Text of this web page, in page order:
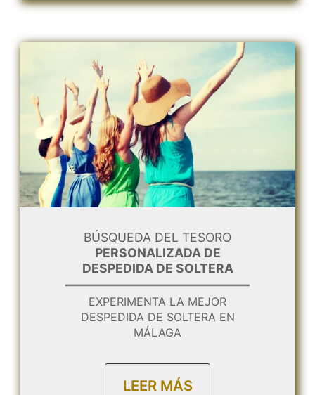
BÚSQUEDA DEL TESORO
PERSONALIZADA DE
DESPEDIDA DE SOLTERA
EXPERIMENTA LA MEJOR
DESPEDIDA DE SOLTERA EN
MÁLAGA
LEER MÁS